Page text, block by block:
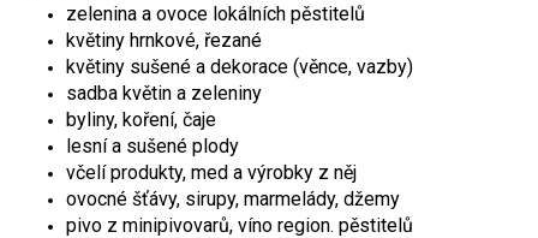
zelenina a ovoce lokálních pěstitelů
květiny hrnkové, řezané
květiny sušené a dekorace (věnce, vazby)
sadba květin a zeleniny
byliny, koření, čaje
lesní a sušené plody
včelí produkty, med a výrobky z něj
ovocné šťávy, sirupy, marmelády, džemy
pivo z minipivovarů, víno region. pěstitelů